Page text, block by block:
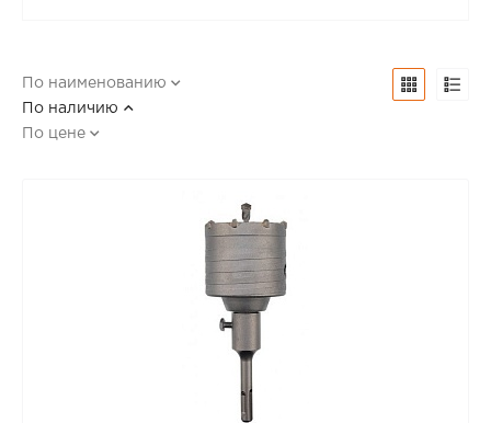
По наименованию
По наличию
По цене